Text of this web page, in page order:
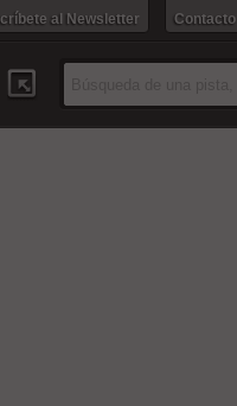
Contacto
al Newsletter